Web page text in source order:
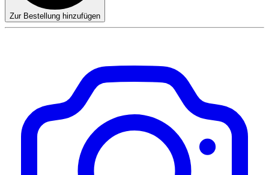
Zur Bestellung hinzufügen